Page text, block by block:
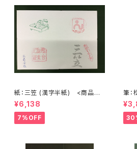
紙：三笠 (漢字半紙) <商品番
号1202>
¥6,138
7%OFF
筆
>